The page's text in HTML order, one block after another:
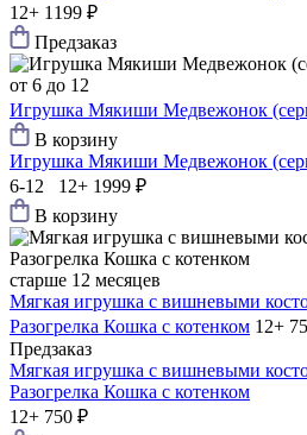
12+ 1199 ₽
Предзаказ
от 6 до 12
Игрушка Мякиши Медвежонок
В корзину
Игрушка Мякиши Медвежонок
6-12 12+ 1999 ₽
В корзину
старше 12 месяцев
Мягкая игрушка с вишневыми
Разогрелка Кошка с котенком 12+
Предзаказ
Мягкая игрушка с вишневыми
Разогрелка Кошка с котенком
12+ 750 ₽